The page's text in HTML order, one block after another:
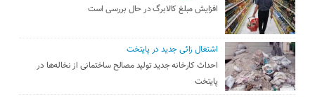
افزایش مبلغ کالابرگ در حال بررسی است
اشتغال زائی جدید در پایتخت
احداث کارخانه جدید تولید مصالح ساختمانی از نخاله‌ها در
پایتخت